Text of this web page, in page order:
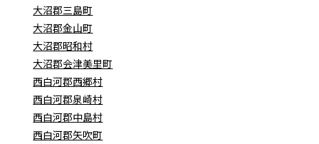
大沼郡三島町
大沼郡金山町
大沼郡昭和村
大沼郡会津美里町
西白河郡西郷村
西白河郡泉崎村
西白河郡中島村
西白河郡矢吹町